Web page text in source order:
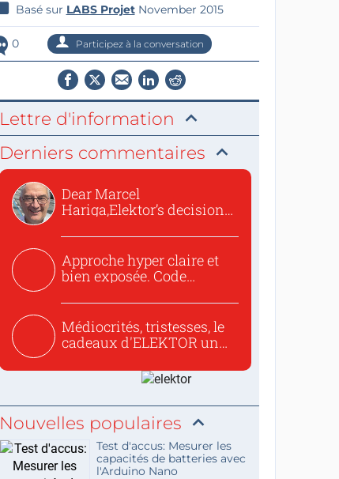
Basé sur LABS ProjetNovember 2015
0 Participez à la conversation
Lettre d'information
Derniers commentaires
Dear Marcel
Hariga,Elektor’s decision
Approche hyper claire et
bien exposée. Code
Médiocrités, tristesses, le
cadeaux d'ELEKTOR un
Nouvelles populaires
Test d'accus: Mesurer les
capacités de batteries avec
l'Arduino Nano